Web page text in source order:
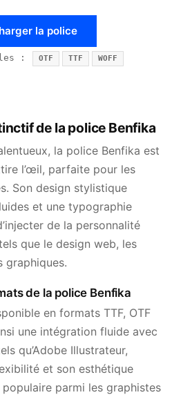
la police
: OTF TTF WOFF
de la police Benfika
la police Benfika est
l’œil, parfaite pour les
Son design stylistique
et une typographie
de la personnalité
que le design web, les
graphiques.
de la police Benfika
en formats TTF, OTF
une intégration fluide avec
qu’Adobe Illustrateur,
et son esthétique
parmi les graphistes